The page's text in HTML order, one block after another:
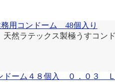
用コンドーム 48個入り
然ラテックス製極うすコン
ドーム４８個入 ０．０３